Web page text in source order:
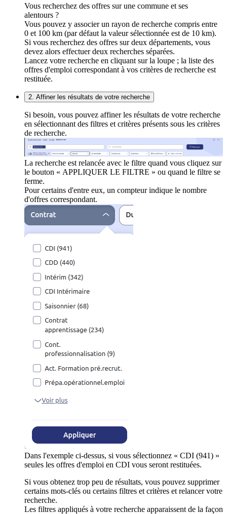
Vous recherchez des offres sur une commune et ses
alentours ?
Vous pouvez y associer un rayon de recherche compris entre
0 et 100 km (par défaut la valeur sélectionnée est de 10 km).
Si vous recherchez des offres sur deux départements, vous
devez alors effectuer deux recherches séparées.
Lancez votre recherche en cliquant sur la loupe ; la liste des
offres d'emploi correspondant à vos critères de recherche est
restituée.
2. Affiner les résultats de votre recherche
Si besoin, vous pouvez affiner les résultats de votre recherche
en sélectionnant des filtres et critères présents sous les critères
de recherche.
La recherche est relancée avec le filtre quand vous cliquez sur
le bouton « APPLIQUER LE FILTRE » ou quand le filtre se
ferme.
Pour certains d'entre eux, un compteur indique le nombre
d'offres correspondant.
Dans l'exemple ci-dessus, si vous sélectionnez « CDI (941) »
seules les offres d'emploi en CDI vous seront restituées.
Si vous obtenez trop peu de résultats, vous pouvez supprimer
certains mots-clés ou certains filtres et critères et relancer votre
recherche.
Les filtres appliqués à votre recherche apparaissent de la façon